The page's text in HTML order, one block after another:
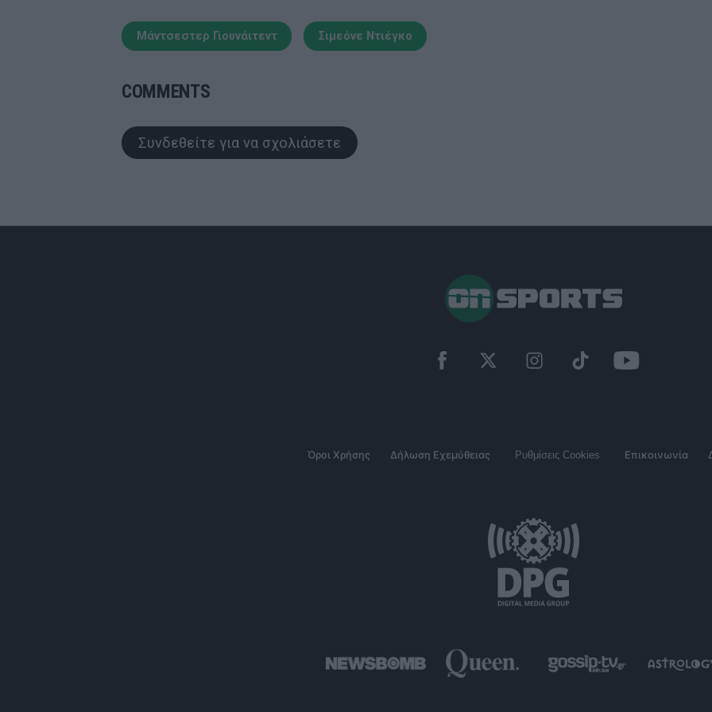
Μάντσεστερ Γιουνάιτεντ Σιμεόνε Ντιέγκο
COMMENTS
Συνδεθείτε για να σχολιάσετε
Όροι Χρήσης Δήλωση Εχεμύθειας Ρυθμίσεις Cookies Επικοινωνία